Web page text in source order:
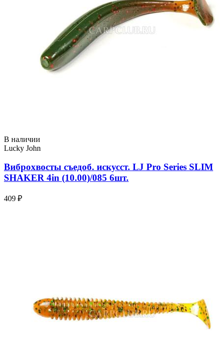
В наличии
Lucky John
Виброхвосты съедоб. искусст. LJ Pro Series SLIM
SHAKER 4in (10.00)/085 6шт.
409 ₽